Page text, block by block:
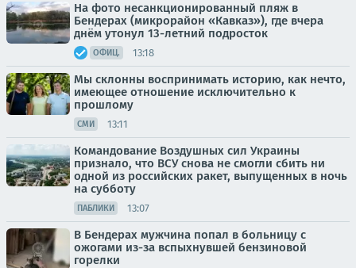
На фото несанкционированный пляж в
Бендерах (микрорайон «Кавказ»), где вчера
днём утонул 13-летний подросток
ОФИЦ. 13:18
Мы склонны воспринимать историю, как нечто,
имеющее отношение исключительно к
прошлому
СМИ 13:11
Командование Воздушных сил Украины
признало, что ВСУ снова не смогли сбить ни
одной из российских ракет, выпущенных в ночь
на субботу
ПАБЛИКИ 13:07
В Бендерах мужчина попал в больницу с
ожогами из-за вспыхнувшей бензиновой
горелки